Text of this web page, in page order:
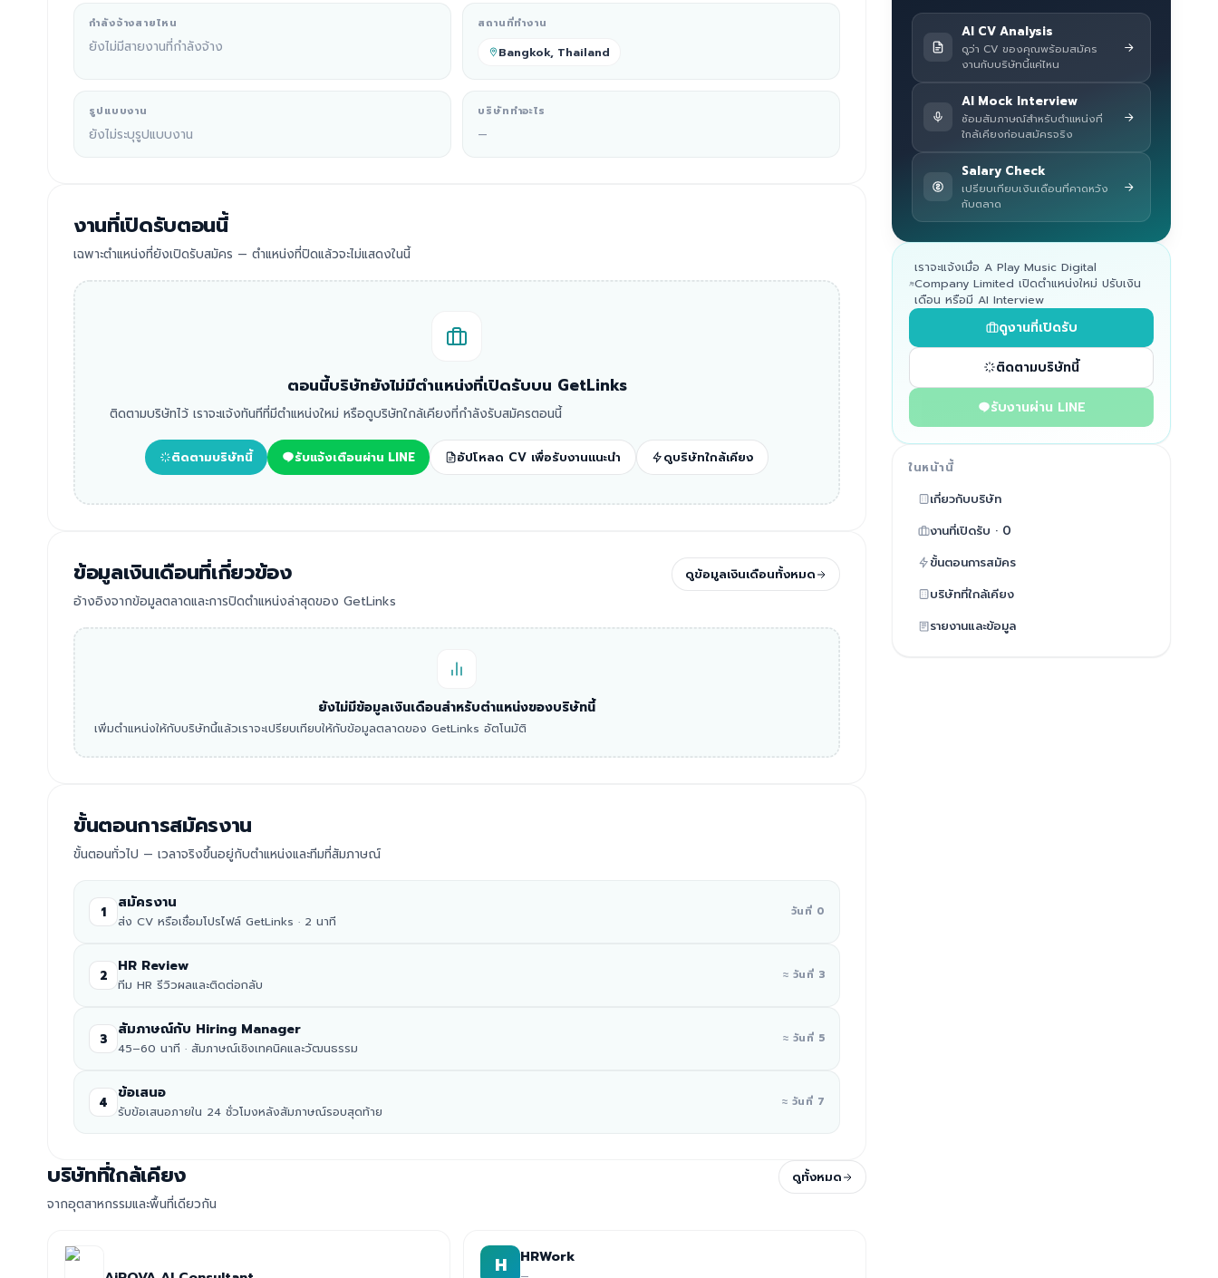
กำลังจ้างสายไหน
ยังไม่มีสายงานที่กำลังจ้าง
สถานที่ทำงาน
Bangkok, Thailand
รูปแบบงาน
ยังไม่ระบุรูปแบบงาน
บริษัททำอะไร
—
งานที่เปิดรับตอนนี้
เฉพาะตำแหน่งที่ยังเปิดรับสมัคร — ตำแหน่งที่ปิดแล้วจะไม่แสดงในนี้
ตอนนี้บริษัทยังไม่มีตำแหน่งที่เปิดรับบน GetLinks
ติดตามบริษัทไว้ เราจะแจ้งทันทีที่มีตำแหน่งใหม่ หรือดูบริษัทใกล้เคียงที่กำลังรับสมัครตอนนี้
ติดตามบริษัทนี้ รับแจ้งเตือนผ่าน LINE อัปโหลด CV เพื่อรับงานแนะนำ ดูบริษัทใกล้เคียง
ข้อมูลเงินเดือนที่เกี่ยวข้อง
อ้างอิงจากข้อมูลตลาดและการปิดตำแหน่งล่าสุดของ GetLinks
ดูข้อมูลเงินเดือนทั้งหมด
ยังไม่มีข้อมูลเงินเดือนสำหรับตำแหน่งของบริษัทนี้
เพิ่มตำแหน่งให้กับบริษัทนี้แล้วเราจะเปรียบเทียบให้กับข้อมูลตลาดของ GetLinks อัตโนมัติ
ขั้นตอนการสมัครงาน
ขั้นตอนทั่วไป — เวลาจริงขึ้นอยู่กับตำแหน่งและทีมที่สัมภาษณ์
1 สมัครงาน
ส่ง CV หรือเชื่อมโปรไฟล์ GetLinks · 2 นาที
วันที่ 0
2 HR Review
ทีม HR รีวิวผลและติดต่อกลับ
≈ วันที่ 3
3 สัมภาษณ์กับ Hiring Manager
45–60 นาที · สัมภาษณ์เชิงเทคนิคและวัฒนธรรม
≈ วันที่ 5
4 ข้อเสนอ
รับข้อเสนอภายใน 24 ชั่วโมงหลังสัมภาษณ์รอบสุดท้าย
≈ วันที่ 7
บริษัทที่ใกล้เคียง
จากอุตสาหกรรมและพื้นที่เดียวกัน
ดูทั้งหมด
H HRWork
AI CV Analysis
ดูว่า CV ของคุณพร้อมสมัคร
งานกับบริษัทนี้แค่ไหน
AI Mock Interview
ซ้อมสัมภาษณ์สำหรับตำแหน่งที่
ใกล้เคียงก่อนสมัครจริง
Salary Check
เปรียบเทียบเงินเดือนที่คาดหวัง
กับตลาด
เราจะแจ้งเมื่อ A Play Music Digital
Company Limited เปิดตำแหน่งใหม่ ปรับเงิน
เดือน หรือมี AI Interview
ดูงานที่เปิดรับ
ติดตามบริษัทนี้
รับงานผ่าน LINE
ในหน้านี้
เกี่ยวกับบริษัท
งานที่เปิดรับ · 0
ขั้นตอนการสมัคร
บริษัทที่ใกล้เคียง
รายงานและข้อมูล